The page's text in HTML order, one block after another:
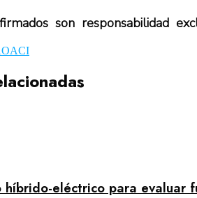
son responsabilidad
OACI
híbrido-eléctrico para evaluar